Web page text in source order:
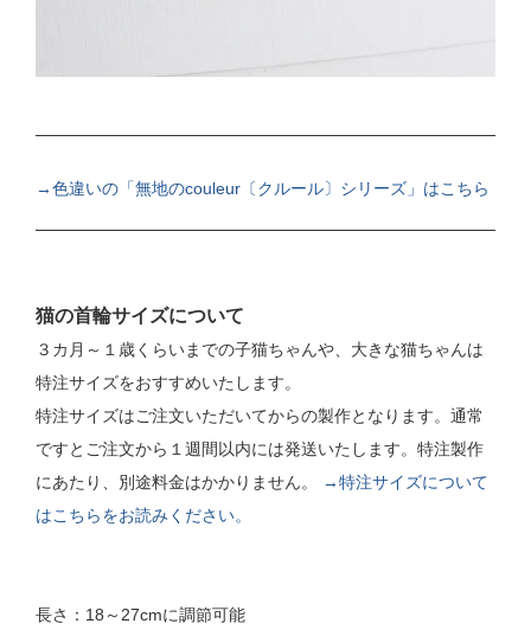
→色違いの「無地のcouleur〔クルール〕シリーズ」はこちら
猫の首輪サイズについて
３カ月～１歳くらいまでの子猫ちゃんや、大きな猫ちゃんは
特注サイズをおすすめいたします。
特注サイズはご注文いただいてからの製作となります。通常
ですとご注文から１週間以内には発送いたします。特注製作
にあたり、別途料金はかかりません。
→特注サイズについて
はこちらをお読みください。
長さ：18～27cmに調節可能